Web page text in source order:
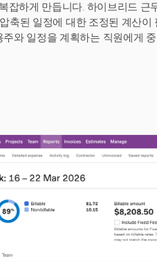
잡하게 만듭니다. 하이브리드 근
축된 일정에 대한 조정된 계산이
와 일정을 계획하는 직원에게